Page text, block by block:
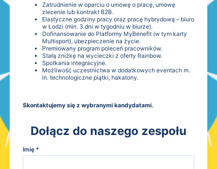
Zatrudnienie w oparciu o umowę o pracę, umowę
zlecenie lub kontrakt B2B.
Elastyczne godziny pracy oraz pracę hybrydową – biuro
w Łodzi (min. 3 dni w tygodniu w biurze).
Dofinansowanie do Platformy MyBenefit (w tym karty
Multisport), ubezpieczenie na życie.
Premiowany program poleceń pracowników.
Stałą zniżkę na wycieczki z oferty Rainbow.
Spotkania integracyjne.
Możliwość uczestnictwa w dodatkowych eventach m.
in. technologiczne piątki, hakatony.
Skontaktujemy się z wybranymi kandydatami.
Dołącz do naszego zespołu
Imię *